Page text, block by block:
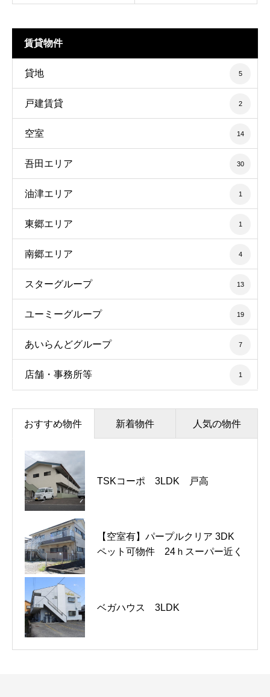
賃貸物件
貸地 5
戸建賃貸 2
空室 14
吾田エリア 30
油津エリア 1
東郷エリア 1
南郷エリア 4
スターグループ 13
ユーミーグループ 19
あいらんどグループ 7
店舗・事務所等 1
おすすめ物件 新着物件 人気の物件
TSKコーポ 3LDK 戸高
【空室有】パープルクリア 3DK
ペット可物件 24ｈスーパー近く
ベガハウス 3LDK
借地 大字星倉 土地1,400坪
戸建賃貸 星倉 2LDK 75,000
円
辻田コーポ 1LDK 星倉3丁目
二の丸団地 一戸建て 3LDK
戸建賃貸 星倉 2LDK 75,000
円
【空室有】あいらんど戸高